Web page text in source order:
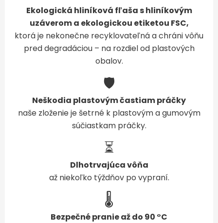
Ekologická hliníková fľaša s hliníkovým
uzáverom a ekologickou etiketou FSC,
ktorá je nekonečne recyklovateľná a chráni vôňu
pred degradáciou – na rozdiel od plastových
obalov.
🛡️
Neškodia plastovým častiam práčky
naše zloženie je šetrné k plastovým a gumovým
súčiastkam práčky.
⏳
Dlhotrvajúca vôňa
až niekoľko týždňov po vypraní.
🌡️
Bezpečné pranie až do 90 °C